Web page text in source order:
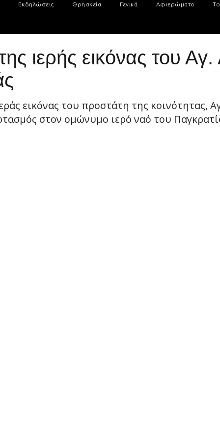
Εκδηλώσεις Θρησκεία Γενικά Αφιερώματα
ιερής εικόνας του
εικόνας του προστάτη της κοινότητας,
στον ομώνυμο ιερό ναό του